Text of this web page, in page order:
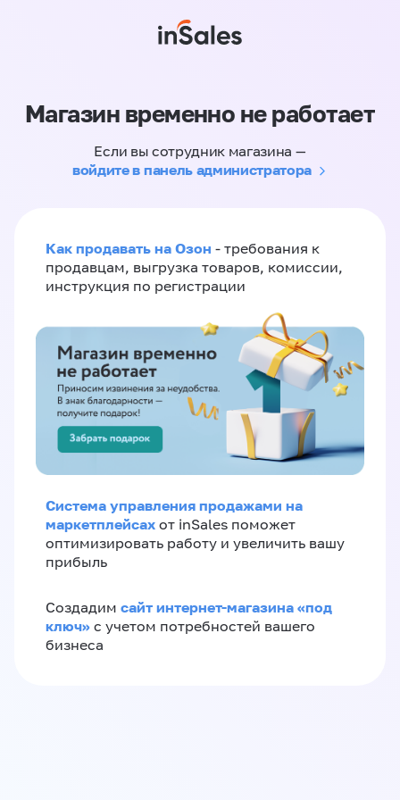
Магазин временно не работает
Если вы сотрудник магазина —
войдите в панель администратора
Как продавать на Озон - требования к
продавцам, выгрузка товаров, комиссии,
инструкция по регистрации
Система управления продажами на
маркетплейсах от inSales поможет
оптимизировать работу и увеличить вашу
прибыль
Создадим сайт интернет-магазина «под
ключ» с учетом потребностей вашего
бизнеса